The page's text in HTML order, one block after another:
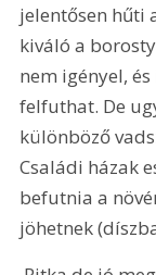
jelentősen hűti
kiváló a
nem igényel,
felfuthat. De
különböző
Családi házak
befutnia a
jöhetnek